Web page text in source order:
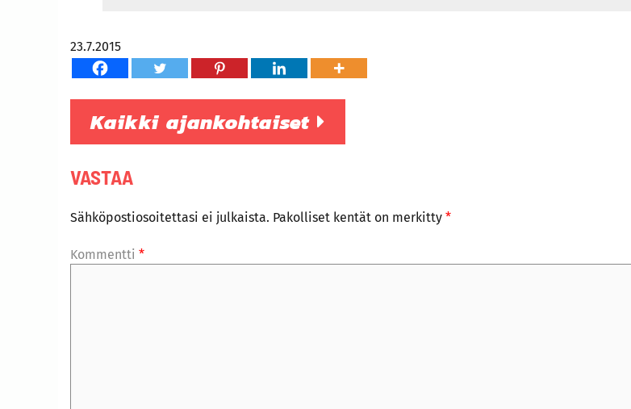
23.7.2015
Kaikki ajankohtaiset
VASTAA
Sähköpostiosoitettasi ei julkaista. Pakolliset kentät on merkitty *
Kommentti *